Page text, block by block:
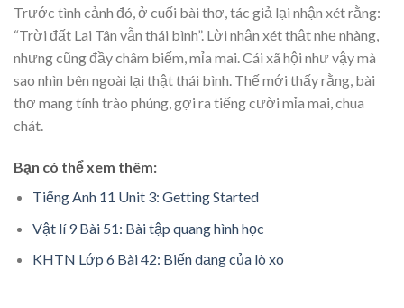
Trước tình cảnh đó, ở cuối bài thơ, tác giả lại nhận xét rằng:
“Trời đất Lai Tân vẫn thái bình”. Lời nhận xét thật nhẹ nhàng,
nhưng cũng đầy châm biếm, mỉa mai. Cái xã hội như vậy mà
sao nhìn bên ngoài lại thật thái bình. Thế mới thấy rằng, bài
thơ mang tính trào phúng, gợi ra tiếng cười mỉa mai, chua
chát.
Bạn có thể xem thêm:
Tiếng Anh 11 Unit 3: Getting Started
Vật lí 9 Bài 51: Bài tập quang hình học
KHTN Lớp 6 Bài 42: Biến dạng của lò xo